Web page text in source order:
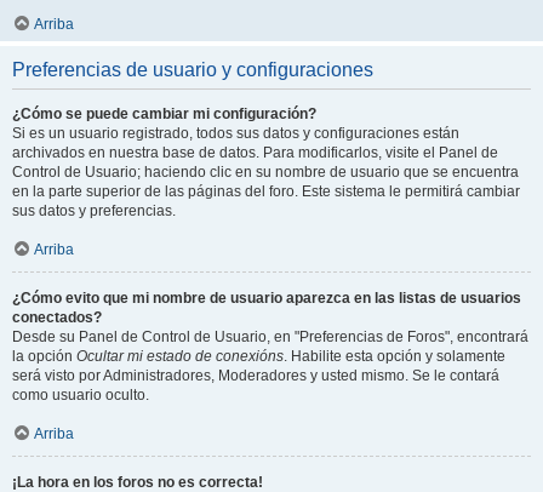
Arriba
Preferencias de usuario y configuraciones
¿Cómo se puede cambiar mi configuración?
Si es un usuario registrado, todos sus datos y configuraciones están
archivados en nuestra base de datos. Para modificarlos, visite el Panel de
Control de Usuario; haciendo clic en su nombre de usuario que se encuentra
en la parte superior de las páginas del foro. Este sistema le permitirá cambiar
sus datos y preferencias.
Arriba
¿Cómo evito que mi nombre de usuario aparezca en las listas de usuarios
conectados?
Desde su Panel de Control de Usuario, en "Preferencias de Foros", encontrará
la opción Ocultar mi estado de conexións. Habilite esta opción y solamente
será visto por Administradores, Moderadores y usted mismo. Se le contará
como usuario oculto.
Arriba
¡La hora en los foros no es correcta!